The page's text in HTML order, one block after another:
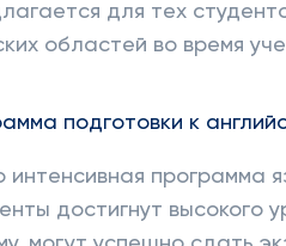
для тех
областей во время
подготовки к
интенсивная программа
достигнут высокого